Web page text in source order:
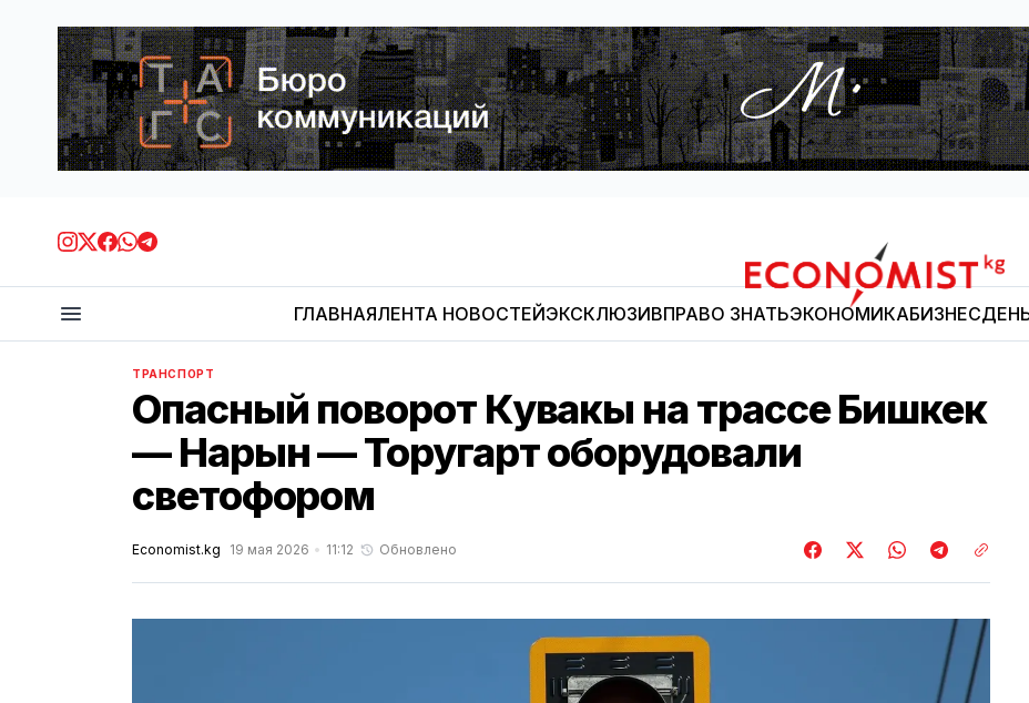
Economist.kg
ГЛАВНАЯЛЕНТА НОВОСТЕЙЭКСКЛЮЗИВПРАВО ЗНАТЬЭКОНОМИКАБИЗНЕС
ТРАНСПОРТ
Опасный поворот Кувакы на трассе Бишкек
— Нарын — Торугарт оборудовали
светофором
Economist.kg 19 мая 2026 11:12 Обновлено